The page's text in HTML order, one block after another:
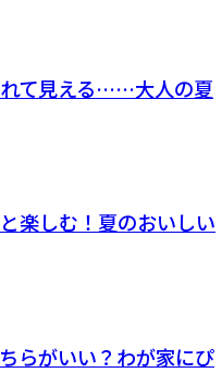
て見える……大人の夏
楽しむ！夏のおいしい
らがいい？わが家にぴ